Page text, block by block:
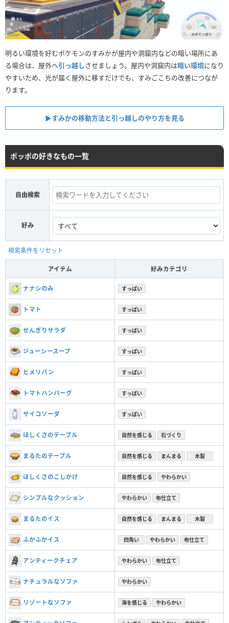
明るい環境を好むポケモンのすみかが屋内や洞窟内などの暗い場所にあ
る場合は、屋外へ引っ越しさせましょう。屋内や洞窟内は暗い環境になり
やすいため、光が届く屋外に移すだけでも、すみごこちの改善につなが
ります。
▶︎すみかの移動方法と引っ越しのやり方を見る
ポッポの好きなもの一覧
自由検索
好み
検索条件をリセット
アイテム 好みカテゴリ
ナナシのみ すっぱい
トマト すっぱい
せんぎりサラダ すっぱい
ジューシースープ すっぱい
ヒメリパン すっぱい
トマトハンバーグ すっぱい
サイコソーダ すっぱい
ほしくさのテーブル 自然を感じる 石づくり
まるたのテーブル 自然を感じる まんまる 木製
ほしくさのこしかけ 自然を感じる やわらかい
シンプルなクッション やわらかい 布仕立て
まるたのイス 自然を感じる まんまる 木製
ふかふかイス 四角い やわらかい 布仕立て
アンティークチェア やわらかい 布仕立て
ナチュラルなソファ やわらかい
リゾートなソファ 海を感じる やわらかい